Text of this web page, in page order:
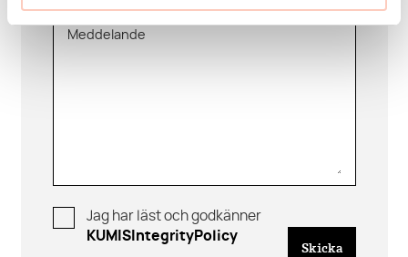
Meddelande
Jag har läst och godkänner
KUMISIntegrityPolicy
Skicka